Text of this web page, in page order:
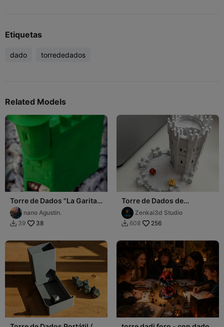
Etiquetas
dado torrededados
Related Models
Torre de Dados "La Garita
del Castillo San Felipe del
Morro"nano Agustin.
 39 38
Torre de Dados de
Elegancia Medieval
Zenkai3d Studio
 608 256